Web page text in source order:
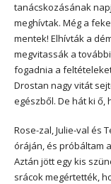
tanácskozásának
meghívtak. Még a
mentek! Elhívták a
megvitassák a
fogadnia a
Drostan nagy vitát
egészből. De hát ki ő,
Rose-zal, Julie-val és
óráján, és próbáltam
Aztán jött egy kis
srácok megértették,